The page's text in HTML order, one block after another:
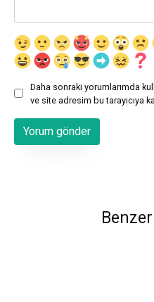
Daha sonraki yorumlarımda
ve site adresim bu tarayıcıya